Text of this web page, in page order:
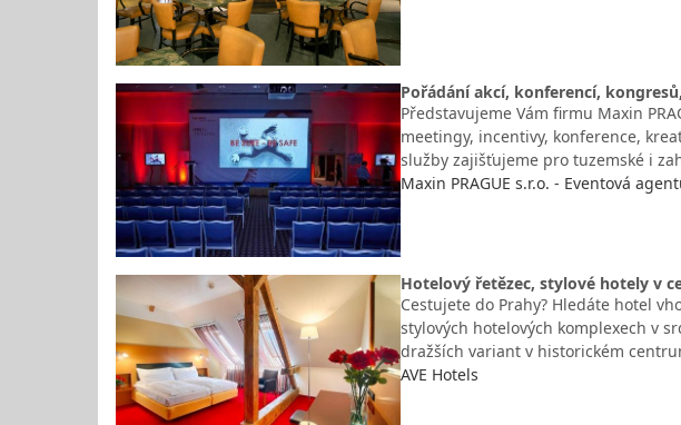
Pořádání akcí, konferencí,
Představujeme Vám firmu Maxin
meetingy, incentivy, konference,
služby zajišťujeme pro tuzemské i
Maxin PRAGUE s.r.o. - Eventová
Hotelový řetězec, stylové hotely v
Cestujete do Prahy? Hledáte hotel
stylových hotelových komplexech v
dražších variant v historickém
AVE Hotels